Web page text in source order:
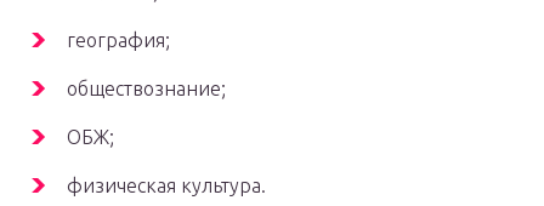
география;
обществознание;
ОБЖ;
физическая культура.